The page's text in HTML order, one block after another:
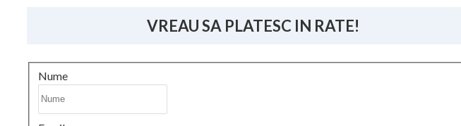
VREAU SA PLATESC IN RATE!
Nume